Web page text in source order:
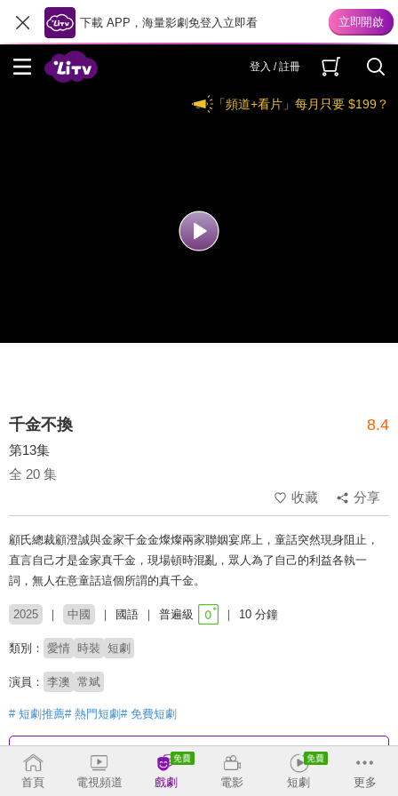
下載 APP，海量影劇免登入立即看
登入 / 註冊
「頻道+看片」每月只要 $199？
千金不換 8.4
第13集
全 20 集
收藏
分享
顧氏總裁顧澄誠與金家千金金燦燦兩家聯姻宴席上，童話突然現身阻止，
直言自己才是金家真千金，現場頓時混亂，眾人為了自己的利益各執一
詞，無人在意童話這個所謂的真千金。
2025 中國 國語 普遍級 10 分鐘
類別： 愛情 時裝 短劇
演員： 李澳 常斌
# 短劇推薦# 熱門短劇 # 免費短劇
收回
首頁 電視頻道 戲劇 電影 短劇 更多